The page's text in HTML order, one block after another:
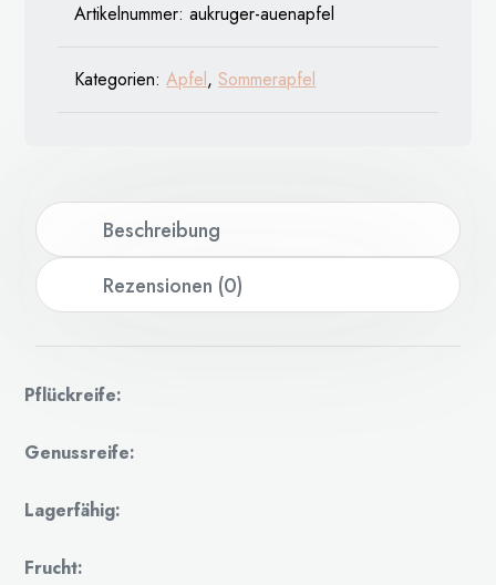
Artikelnummer:aukruger-auenapfel
Kategorien:Apfel,Sommerapfel
Beschreibung
Rezensionen (0)
Pflückreife:
Genussreife:
Lagerfähig:
Frucht: